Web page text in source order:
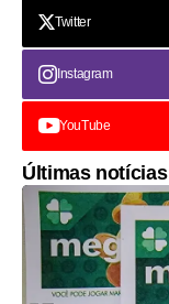
Twitter
Instagram
YouTube
Últimas notícias